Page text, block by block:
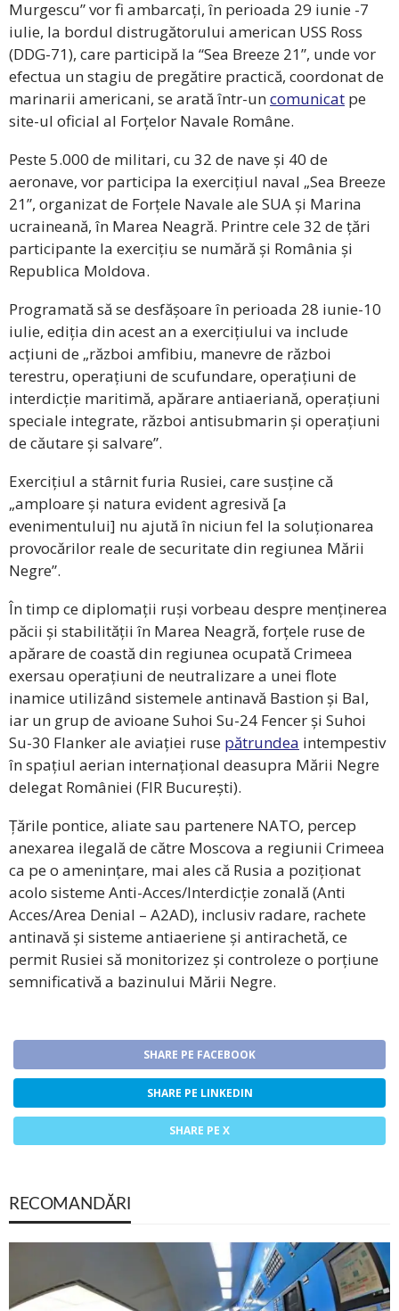
Murgescu” vor fi ambarcați, în perioada 29 iunie -7
iulie, la bordul distrugătorului american USS Ross
(DDG-71), care participă la “Sea Breeze 21”, unde vor
efectua un stagiu de pregătire practică, coordonat de
marinarii americani, se arată într-uncomunicat pe
site-ul oficial al Forțelor Navale Române.
Peste 5.000 de militari, cu 32 de nave și 40 de
aeronave, vor participa la exercițiul naval „Sea Breeze
21”, organizat de Forțele Navale ale SUA și Marina
ucraineană, în Marea Neagră. Printre cele 32 de țări
participante la exercițiu se numără și România și
Republica Moldova.
Programată să se desfășoare în perioada 28 iunie-10
iulie, ediția din acest an a exercițiului va include
acțiuni de „război amfibiu, manevre de război
terestru, operațiuni de scufundare, operațiuni de
interdicție maritimă, apărare antiaeriană, operațiuni
speciale integrate, război antisubmarin și operațiuni
de căutare și salvare”.
Exercițiul a stârnit furia Rusiei, care susține că
„amploare și natura evident agresivă [a
evenimentului] nu ajută în niciun fel la soluționarea
provocărilor reale de securitate din regiunea Mării
Negre”.
În timp ce diplomații ruși vorbeau despre menținerea
păcii și stabilității în Marea Neagră, forțele ruse de
apărare de coastă din regiunea ocupată Crimeea
exersau operațiuni de neutralizare a unei flote
inamice utilizând sistemele antinavă Bastion și Bal,
iar un grup de avioane Suhoi Su-24 Fencer și Suhoi
Su-30 Flanker ale aviației ruse pătrundea intempestiv
în spațiul aerian internațional deasupra Mării Negre
delegat României (FIR București).
Țările pontice, aliate sau partenere NATO, percep
anexarea ilegală de către Moscova a regiunii Crimeea
ca pe o amenințare, mai ales că Rusia a poziționat
acolo sisteme Anti-Acces/Interdicție zonală (Anti
Acces/Area Denial – A2AD), inclusiv radare, rachete
antinavă și sisteme antiaeriene și antirachetă, ce
permit Rusiei să monitorizez și controleze o porțiune
semnificativă a bazinului Mării Negre.
SHARE PE FACEBOOK
SHARE PE LINKEDIN
SHARE PE X
RECOMANDĂRI